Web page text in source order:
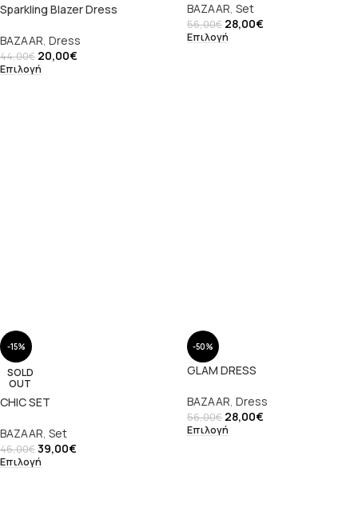
Sparkling Blazer Dress
BAZAAR, Dress
44,00€ 20,00€
Επιλογή
BAZAAR, Set
56,00€ 28,00€
Επιλογή
-15%
SOLD
OUT
CHIC SET
BAZAAR, Set
46,00€39,00€
Επιλογή
-50%
GLAM DRESS
BAZAAR, Dress
56,00€ 28,00€
Επιλογή